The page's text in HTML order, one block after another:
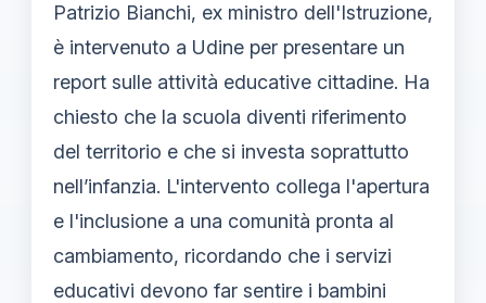
Patrizio Bianchi, ex ministro dell'Istruzione,
è intervenuto a Udine per presentare un
report sulle attività educative cittadine. Ha
chiesto che la scuola diventi riferimento
del territorio e che si investa soprattutto
nell’infanzia. L'intervento collega l'apertura
e l'inclusione a una comunità pronta al
cambiamento, ricordando che i servizi
educativi devono far sentire i bambini